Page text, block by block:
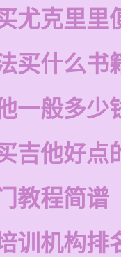
尤克里里
买什么书
一般多少
吉他好点
教程简谱
训机构排